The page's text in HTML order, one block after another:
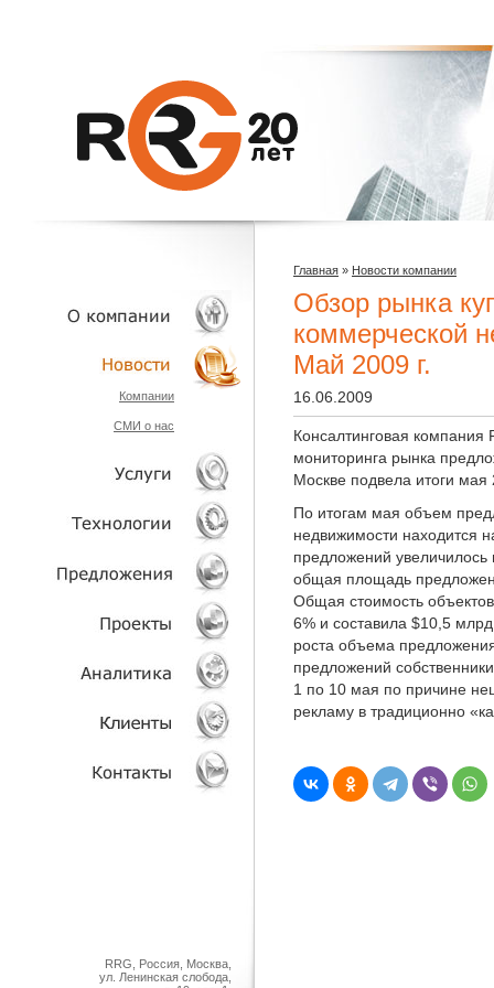
О КОМПАНИИ
НОВОСТИ
Компании
СМИ о нас
УСЛУГИ
ТЕХНОЛОГИИ
ОБЪЕКТЫ
ПРОЕКТЫ
АНАЛИТИКА
КЛИЕНТЫ
Главная » Новости компании
Обзор рынка
коммерческой
Май 2009 г.
16.06.2009
Консалтинговая компания
мониторинга рынка
Москве подвела итоги мая
По итогам мая объем
недвижимости находится
предложений
общая площадь
Общая стоимость
6% и составила $10,5
роста объема
предложений
1 по 10 мая по причине
рекламу в традиционно
RRG, Россия, Москва,
ул. Ленинская слобода,